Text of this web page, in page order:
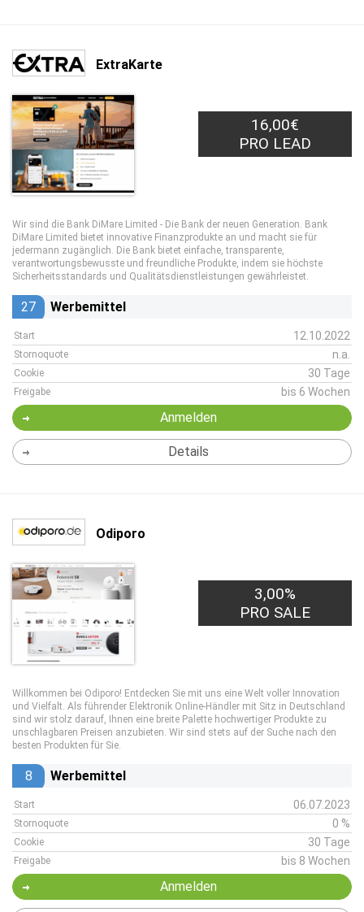
ExtraKarte
16,00€
PRO LEAD
Wir sind die Bank DiMare Limited - Die Bank der neuen Generation. Bank
DiMare Limited bietet innovative Finanzprodukte an und macht sie für
jedermann zugänglich. Die Bank bietet einfache, transparente,
verantwortungsbewusste und freundliche Produkte, indem sie höchste
Sicherheitsstandards und Qualitätsdienstleistungen gewährleistet.
27 Werbemittel
Start 12.10.2022
Stornoquote n.a.
Cookie 30 Tage
Freigabe bis 6 Wochen
Anmelden
Details
Odiporo
3,00%
PRO SALE
Willkommen bei Odiporo! Entdecken Sie mit uns eine Welt voller Innovation
und Vielfalt. Als führender Elektronik Online-Händler mit Sitz in Deutschland
sind wir stolz darauf, Ihnen eine breite Palette hochwertiger Produkte zu
unschlagbaren Preisen anzubieten. Wir sind stets auf der Suche nach den
besten Produkten für Sie.
8 Werbemittel
Start 06.07.2023
Stornoquote 0 %
Cookie 30 Tage
Freigabe bis 8 Wochen
Anmelden